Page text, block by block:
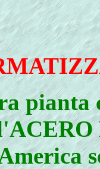
pianta